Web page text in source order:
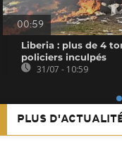
00:59
Liberia : plus de 4
policiers inculpés
31/07 - 10:59
PLUS